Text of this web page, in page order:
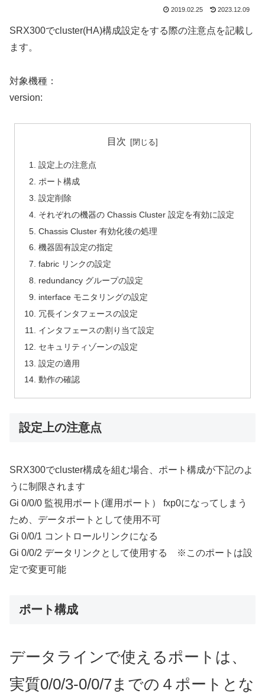
2019.02.25 2023.12.09
SRX300でcluster(HA)構成設定をする際の注意点を記載し
ます。
対象機種：
version:
目次
設定上の注意点
ポート構成
設定削除
それぞれの機器の Chassis Cluster 設定を有効に設定
Chassis Cluster 有効化後の処理
機器固有設定の指定
fabric リンクの設定
redundancy グループの設定
interface モニタリングの設定
冗長インタフェースの設定
インタフェースの割り当て設定
セキュリティゾーンの設定
設定の適用
動作の確認
設定上の注意点
SRX300でcluster構成を組む場合、ポート構成が下記のよ
うに制限されます
Gi 0/0/0 監視用ポート(運用ポート） fxp0になってしまう
ため、データポートとして使用不可
Gi 0/0/1 コントロールリンクになる
Gi 0/0/2 データリンクとして使用する ※このポートは設
定で変更可能
ポート構成
データラインで使えるポートは、
実質0/0/3-0/0/7までの４ポートとな